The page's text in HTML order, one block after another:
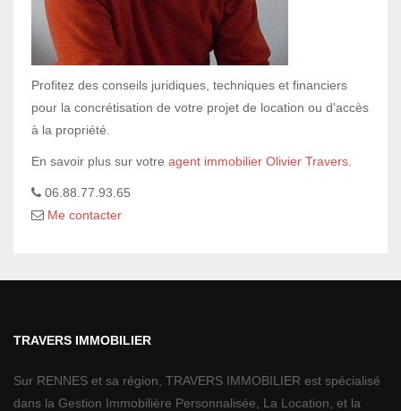
Profitez des conseils juridiques, techniques et financiers
pour la concrétisation de votre projet de location ou d'accès
à la propriété.
En savoir plus sur votre agent immobilier Olivier Travers.
06.88.77.93.65
Me contacter
TRAVERS IMMOBILIER
Sur RENNES et sa région, TRAVERS IMMOBILIER est spécialisé
dans la Gestion Immobilière Personnalisée, La Location, et la